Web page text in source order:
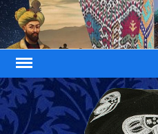
Skip
to
content